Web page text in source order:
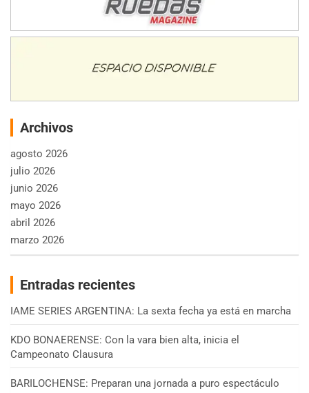
Archivos
agosto 2026
julio 2026
junio 2026
mayo 2026
abril 2026
marzo 2026
Entradas recientes
IAME SERIES ARGENTINA: La sexta fecha ya está en marcha
KDO BONAERENSE: Con la vara bien alta, inicia el
Campeonato Clausura
BARILOCHENSE: Preparan una jornada a puro espectáculo